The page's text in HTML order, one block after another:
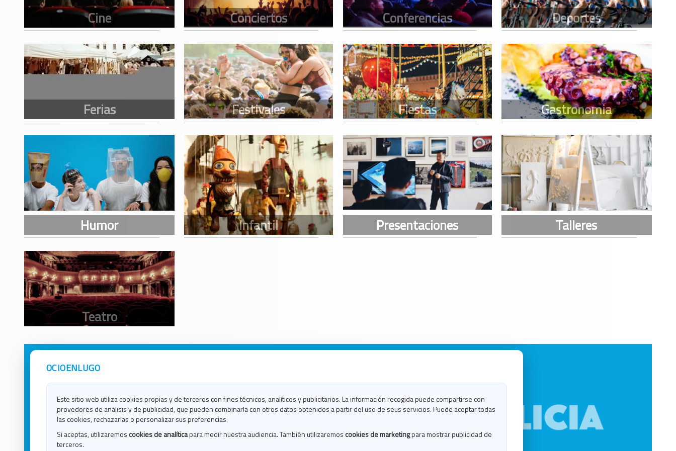
OCIOENLUGO
Este sitio web utiliza cookies propias y de terceros con fines técnicos, analíticos y publicitarios. La información recogida puede compartirse con
provedores de análisis y de publicidad, que pueden combinarla con otros datos obtenidos a partir del uso de seus servicios. Puede aceptar todas
las cookies, rechazarlas o personalizar sus preferencias.
Si aceptas, utilizaremos cookies de analíticapara medir nuestra audiencia. También utilizaremos cookies de marketingpara mostrar publicidad de
terceros.
Avisos Legales
Política de Cookies
Ocio en Lugo
Ocio en Ourense
Ocio en Santiago